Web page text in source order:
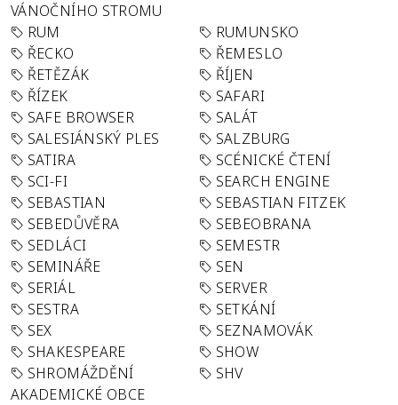
VÁNOČNÍHO STROMU
RUM
RUMUNSKO
ŘECKO
ŘEMESLO
ŘETĚZÁK
ŘÍJEN
ŘÍZEK
SAFARI
SAFE BROWSER
SALÁT
SALESIÁNSKÝ PLES
SALZBURG
SATIRA
SCÉNICKÉ ČTENÍ
SCI-FI
SEARCH ENGINE
SEBASTIAN
SEBASTIAN FITZEK
SEBEDŮVĚRA
SEBEOBRANA
SEDLÁCI
SEMESTR
SEMINÁŘE
SEN
SERIÁL
SERVER
SESTRA
SETKÁNÍ
SEX
SEZNAMOVÁK
SHAKESPEARE
SHOW
SHROMÁŽDĚNÍ
AKADEMICKÉ OBCE
SHV